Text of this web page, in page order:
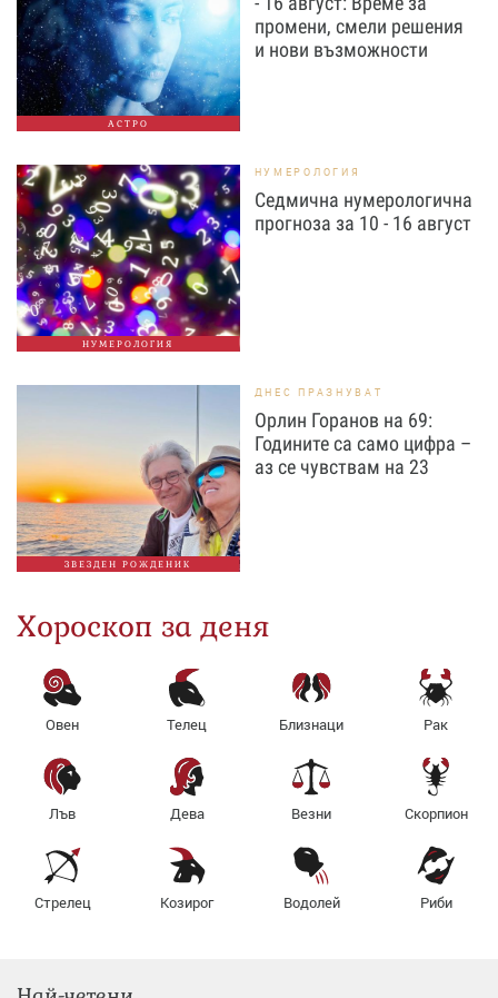
АСТРО
промени, смели решения
и нови възможности
НУМЕРОЛОГИЯ
НУМЕРОЛОГИЯ
Седмична нумерологична
прогноза за 10 - 16 август
ЗВЕЗДЕН РОЖДЕНИК
ДНЕС ПРАЗНУВАТ
Орлин Горанов на 69:
Годините са само цифра –
аз се чувствам на 23
Хороскоп за деня
Овен Телец Близнаци Рак
Лъв Дева Везни Скорпион
Стрелец Козирог Водолей Риби